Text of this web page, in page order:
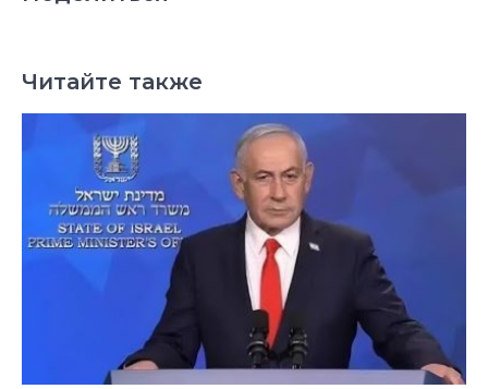
Читайте также